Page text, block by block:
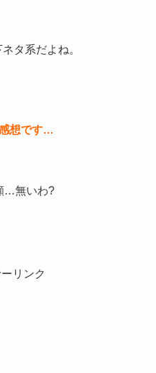
タ系だよね。
想です…
…無いわ?
リンク